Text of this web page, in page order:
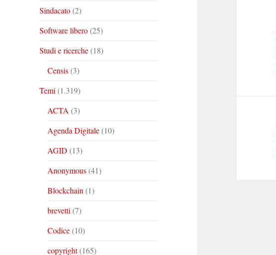
Sindacato(2)
Software libero(25)
Studi e ricerche(18)
Censis(3)
Temi (1.319)
ACTA (3)
Agenda Digitale(10)
AGID (13)
Anonymous(41)
Blockchain (1)
brevetti (7)
Codice(10)
copyright(165)